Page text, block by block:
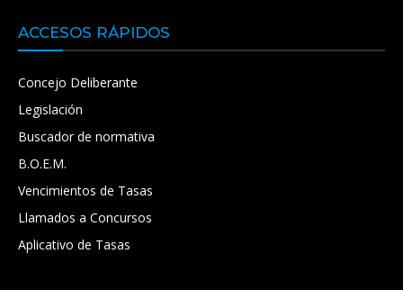
ACCESOS RÁPIDOS
Concejo Deliberante
Legislación
Buscador de normativa
B.O.E.M.
Vencimientos de Tasas
Llamados a Concursos
Aplicativo de Tasas